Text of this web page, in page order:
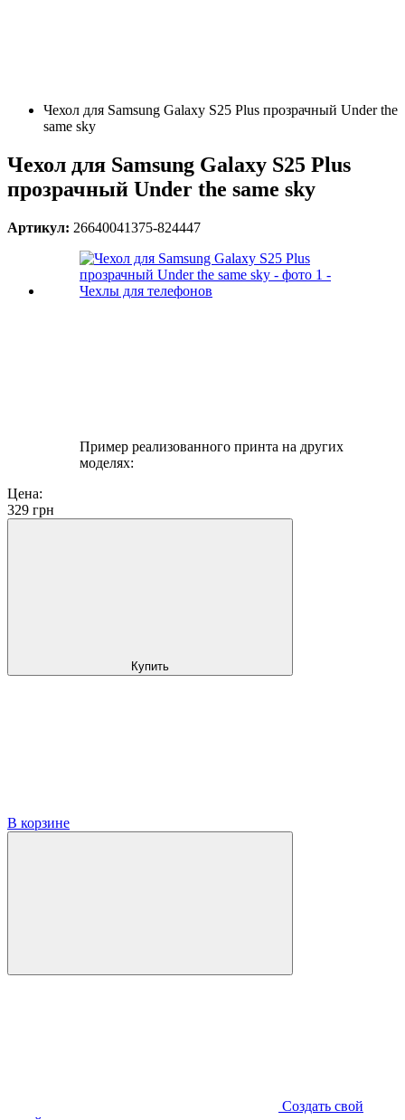
Чехол для Samsung Galaxy S25 Plus прозрачный Under the
same sky
Чехол для Samsung Galaxy S25 Plus
прозрачный Under the same sky
Артикул: 26640041375-824447
Пример реализованного принта на других
моделях:
Цена:
329 грн
Купить
В корзине
Создать свой